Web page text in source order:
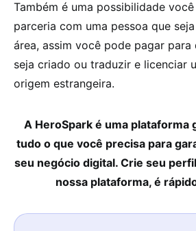
Também é uma possibilidade
parceria com uma pessoa que
área, assim você pode pagar
seja criado ou traduzir e licenciar
origem estrangeira.
A HeroSpark é uma plataforma
tudo o que você precisa para
seu negócio digital. Crie seu
nossa plataforma, é